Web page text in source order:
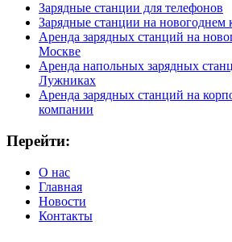
Зарядные станции для телефонов
Зарядные станции на новогоднем
Аренда зарядных станций на
Москве
Аренда напольных зарядных
Лужниках
Аренда зарядных станций на
компании
Перейти:
О нас
Главная
Новости
Контакты